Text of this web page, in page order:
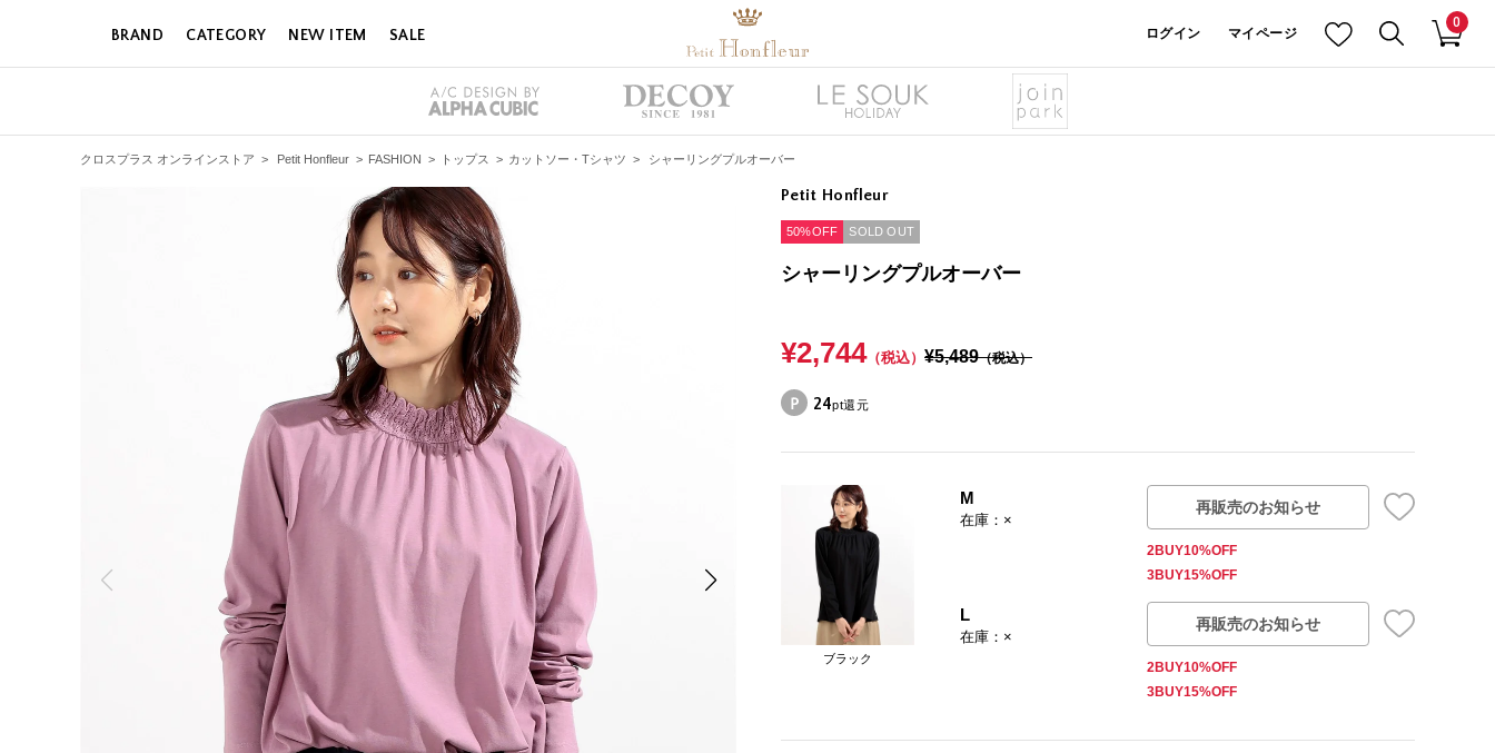
BRAND CATEGORY NEW ITEM SALE ログイン マイページ
0
クロスプラス オンラインストア > Petit Honfleur > FASHION > トップス > カットソー・Tシャツ > シャーリングプルオーバー
Petit Honfleur
50%OFF SOLD OUT
シャーリングプルオーバー
¥2,744（税込） ¥5,489（税込）
24pt還元
ブラック
M
在庫：×
再販売のお知らせ
2BUY10%OFF
3BUY15%OFF
L
在庫：×
再販売のお知らせ
2BUY10%OFF
3BUY15%OFF